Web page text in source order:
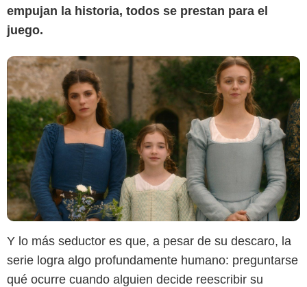
empujan la historia, todos se prestan para el
juego.
Y lo más seductor es que, a pesar de su descaro, la
serie logra algo profundamente humano: preguntarse
qué ocurre cuando alguien decide reescribir su